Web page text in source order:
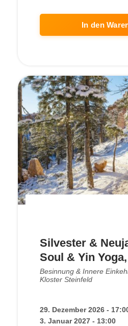
In den
Silvester &
Soul & Yin Yoga,
Entspannung &
Kloster
Besinnung & Innere
Kloster Steinfeld
29. Dezember 2026 -
3. Januar 2027 - 13:00